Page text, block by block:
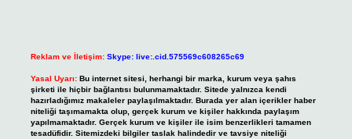
Reklam ve İletişim: Skype: live:.cid.575569c608265c69
Yasal Uyarı: Bu internet sitesi, herhangi bir marka, kurum veya şahıs
şirketi ile hiçbir bağlantısı bulunmamaktadır. Sitede yalnızca kendi
hazırladığımız makaleler paylaşılmaktadır. Burada yer alan içerikler haber
niteliği taşımamakta olup, gerçek kurum ve kişiler hakkında paylaşım
yapılmamaktadır. Gerçek kurum ve kişiler ile isim benzerlikleri tamamen
tesadüfidir. Sitemizdeki bilgiler taslak halindedir ve tavsiye niteliği